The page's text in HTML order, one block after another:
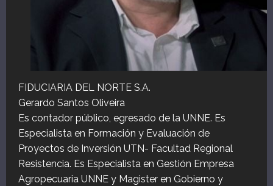
FIDUCIARIA DEL NORTE S.A.
Gerardo Santos Oliveira
Es contador público, egresado de la UNNE. Es
Especialista en Formación y Evaluación de
Proyectos de Inversión UTN- Facultad Regional
Resistencia. Es Especialista en Gestión Empresa
Agropecuaria UNNE y Magister en Gobierno y